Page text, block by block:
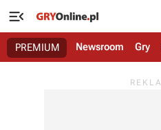

PREMIUM Newsroom Gry